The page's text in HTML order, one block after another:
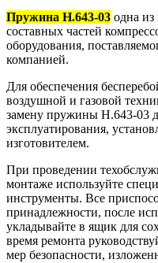
Пружина Н.643-03 одна
составных частей
оборудования,
компанией.
Для обеспечения
воздушной и газовой
замену пружины Н.643-03
эксплуатирования,
изготовителем.
При проведении
монтаже используйте
инструменты. Все
принадлежности, после
укладывайте в ящик для
время ремонта
мер безопасности,